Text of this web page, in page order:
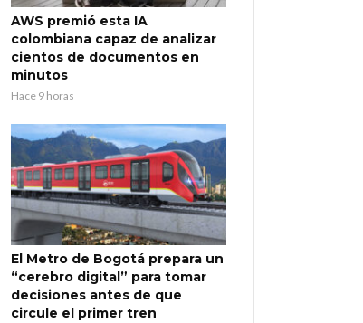
AWS premió esta IA
colombiana capaz de analizar
cientos de documentos en
minutos
Hace 9 horas
El Metro de Bogotá prepara un
“cerebro digital” para tomar
decisiones antes de que
circule el primer tren